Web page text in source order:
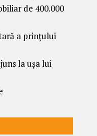
de 400.000
a prințului
la ușa lui